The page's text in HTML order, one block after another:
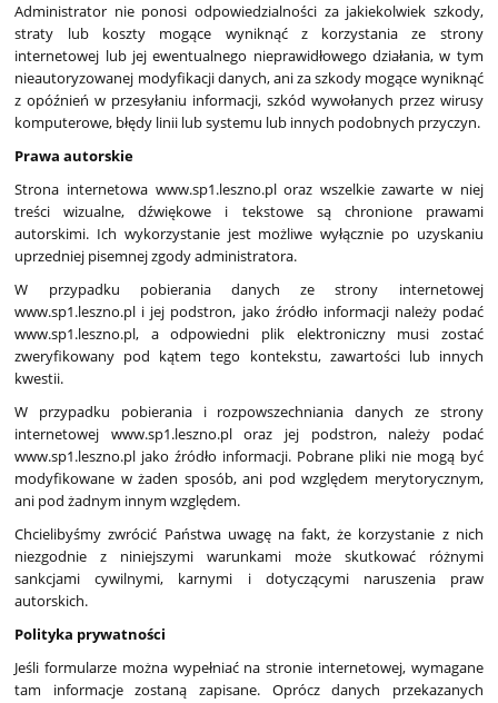
Administrator nie ponosi odpowiedzialności za jakiekolwiek szkody,
straty lub koszty mogące wyniknąć z korzystania ze strony
internetowej lub jej ewentualnego nieprawidłowego działania, w tym
nieautoryzowanej modyfikacji danych, ani za szkody mogące wyniknąć
z opóźnień w przesyłaniu informacji, szkód wywołanych przez wirusy
komputerowe, błędy linii lub systemu lub innych podobnych przyczyn.
Prawa autorskie
Strona internetowa www.sp1.leszno.pl oraz wszelkie zawarte w niej
treści wizualne, dźwiękowe i tekstowe są chronione prawami
autorskimi. Ich wykorzystanie jest możliwe wyłącznie po uzyskaniu
uprzedniej pisemnej zgody administratora.
W przypadku pobierania danych ze strony internetowej
www.sp1.leszno.pl i jej podstron, jako źródło informacji należy podać
www.sp1.leszno.pl, a odpowiedni plik elektroniczny musi zostać
zweryfikowany pod kątem tego kontekstu, zawartości lub innych
kwestii.
W przypadku pobierania i rozpowszechniania danych ze strony
internetowej www.sp1.leszno.pl oraz jej podstron, należy podać
www.sp1.leszno.pl jako źródło informacji. Pobrane pliki nie mogą być
modyfikowane w żaden sposób, ani pod względem merytorycznym,
ani pod żadnym innym względem.
Chcielibyśmy zwrócić Państwa uwagę na fakt, że korzystanie z nich
niezgodnie z niniejszymi warunkami może skutkować różnymi
sankcjami cywilnymi, karnymi i dotyczącymi naruszenia praw
autorskich.
Polityka prywatności
Jeśli formularze można wypełniać na stronie internetowej, wymagane
tam informacje zostaną zapisane. Oprócz danych przekazanych